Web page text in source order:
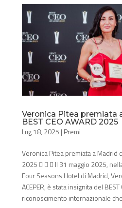
Veronica Pitea premiata
BEST CEO AWARD 2025
Lug 18, 2025 | Premi
Veronica Pitea premiata a Madrid
2025    Il 31 maggio 2025,
Four Seasons Hotel di Madrid,
ACEPER, è stata insignita del
riconoscimento internazionale